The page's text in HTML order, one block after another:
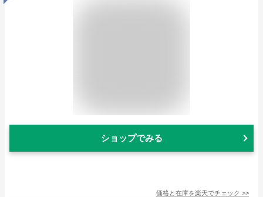
ショップでみる
価格と在庫を楽天でチェック >>